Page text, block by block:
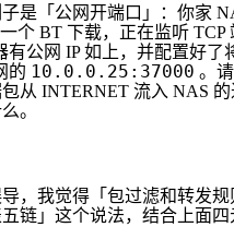
是「公网开端口」：你家
个 BT 下载，正在监听 TCP
有公网 IP 如上，并配置好了
的 10.0.0.25:37000 。
从 INTERNET 流入 NAS
。
，我觉得「包过滤和转发规
链」这个说法，结合上面四